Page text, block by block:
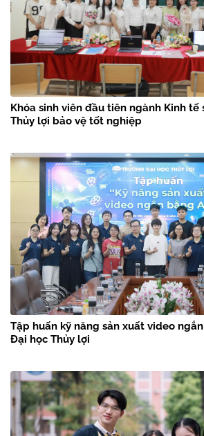
Khóa sinh viên đầu tiên ngành Kinh tế
Thủy lợi bảo vệ tốt nghiệp
Tập huấn kỹ năng sản xuất video
Đại học Thủy lợi